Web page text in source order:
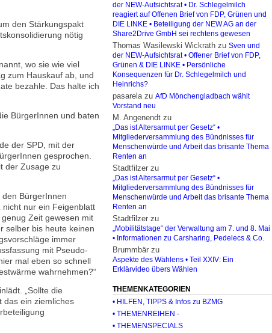
den Stärkungspakt
nötig
wo sie wie viel
zum Hauskauf ab, und
bezahle. Das halte ich
BürgerInnen und baten
der SPD, mit der
gesprochen.
der Zusage zu
den BürgerInnen
nur ein Feigenblatt
Zeit gewesen mit
selber bis heute keinen
immer
mit Pseudo-
mal eben so schnell
wahrnehmen?“
„Sollte die
das ein ziemliches
der NEW-Aufsichtsrat • Dr. Schlegelmilch
reagiert auf Offenen Brief von FDP, Grünen und
DIE LINKE • Beteiligung der NEW AG an der
Share2Drive GmbH sei rechtens gewesen
Thomas Wasilewski Wickrath zu Sven und
der NEW-Aufsichtsrat • Offener Brief von FDP,
Grünen & DIE LINKE • Persönliche
Konsequenzen für Dr. Schlegelmilch und
Heinrichs?
pasarelazu AfD Mönchengladbach wählt
Vorstand neu
M. Angenendt zu
„Das ist Altersarmut per Gesetz“ •
Mitgliederversammlung des Bündnisses für
Menschenwürde und Arbeit das brisante Thema
Renten an
Stadtfilzer zu
„Das ist Altersarmut per Gesetz“ •
Mitgliederversammlung des Bündnisses für
Menschenwürde und Arbeit das brisante Thema
Renten an
Stadtfilzer zu
„Mobilitätstage“ der Verwaltung am 7. und 8. Mai
• Informationen zu Carsharing, Pedelecs & Co.
Brummbär zu
Aspekte des Wählens • Teil XXIV: Ein
Erklärvideo übers Wählen
THEMENKATEGORIEN
• HILFEN, TIPPS & Infos zu BZMG
• THEMENREIHEN -
• THEMENSPECIALS